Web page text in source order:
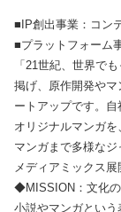
■IP創出事業：コン
■プラットフォーム
「21世紀、世界で
掲げ、原作開発や
ートアップです。
オリジナルマンガ
マンガまで多様な
メディアミックス展
◆MISSION：文化
小説やマンガとい